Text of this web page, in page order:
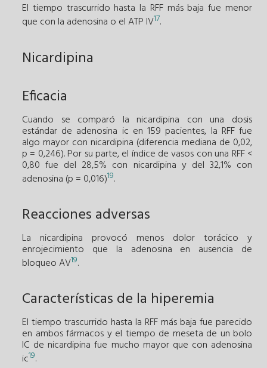
El tiempo trascurrido hasta la RFF más baja fue menor
que con la adenosina o el ATP IV17.
Nicardipina
Eficacia
Cuando se comparó la nicardipina con una dosis
estándar de adenosina ic en 159 pacientes, la RFF fue
algo mayor con nicardipina (diferencia mediana de 0,02,
p = 0,246). Por su parte, el índice de vasos con una RFF <
0,80 fue del 28,5% con nicardipina y del 32,1% con
adenosina (p = 0,016)19.
Reacciones adversas
La nicardipina provocó menos dolor torácico y
enrojecimiento que la adenosina en ausencia de
bloqueo AV19.
Características de la hiperemia
El tiempo trascurrido hasta la RFF más baja fue parecido
en ambos fármacos y el tiempo de meseta de un bolo
IC de nicardipina fue mucho mayor que con adenosina
ic19.